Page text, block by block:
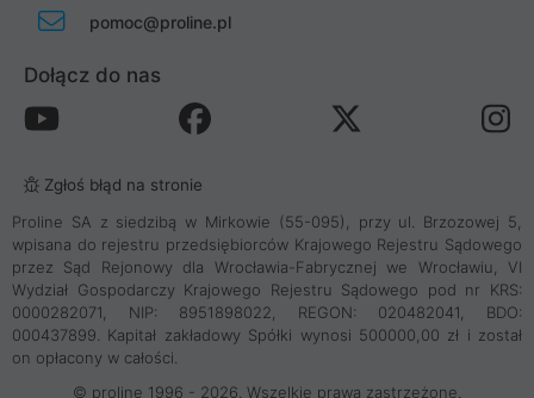
pomoc@proline.pl
Dołącz do nas
Zgłoś błąd na stronie
Proline SA z siedzibą w Mirkowie (55-095), przy ul. Brzozowej 5,
wpisana do rejestru przedsiębiorców Krajowego Rejestru Sądowego
przez Sąd Rejonowy dla Wrocławia-Fabrycznej we Wrocławiu, VI
Wydział Gospodarczy Krajowego Rejestru Sądowego pod nr KRS:
0000282071, NIP: 8951898022, REGON: 020482041, BDO:
000437899. Kapitał zakładowy Spółki wynosi 500000,00 zł i został
on opłacony w całości.
© proline 1996 - 2026. Wszelkie prawa zastrzeżone.